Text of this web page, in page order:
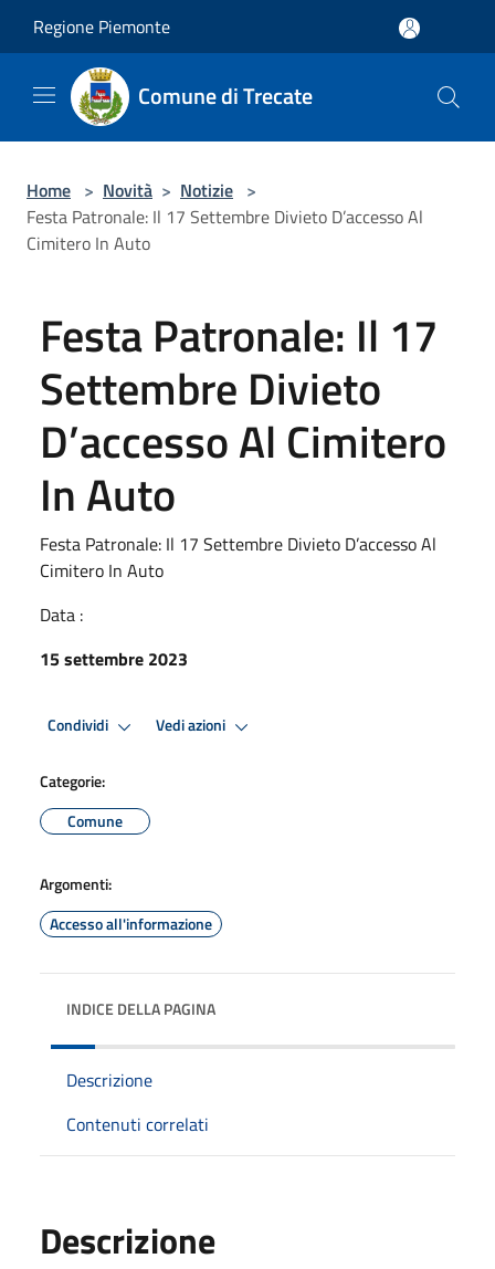
Regione Piemonte
Comune di Trecate
Home > Novità > Notizie >
Festa Patronale: Il 17 Settembre Divieto D’accesso Al
Cimitero In Auto
Festa Patronale: Il 17
Settembre Divieto
D’accesso Al Cimitero
In Auto
Festa Patronale: Il 17 Settembre Divieto D’accesso Al
Cimitero In Auto
Data :
15 settembre 2023
Condividi Vedi azioni
Categorie:
Comune
Argomenti:
Accesso all'informazione
INDICE DELLA PAGINA
Descrizione
Contenuti correlati
Descrizione